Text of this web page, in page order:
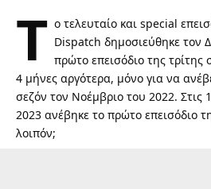
Τ ο τελευταίο και special
Dispatch δημοσιεύθηκε τον
πρώτο επεισόδιο της τρίτης
4 μήνες αργότερα, μόνο για να
σεζόν τον Νοέμβριο του 2022. Στις
2023 ανέβηκε το πρώτο επεισόδιο
λοιπόν;